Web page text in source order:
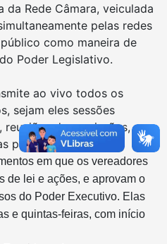
Rede Câmara, veiculada
pelas redes
como maneira de
Poder Legislativo.
ao vivo todos os
sejam eles sessões
de comissões,
públicas e outros.
em que os vereadores
de lei e ações, e aprovam o
do Poder Executivo. Elas
e quintas-feiras, com início